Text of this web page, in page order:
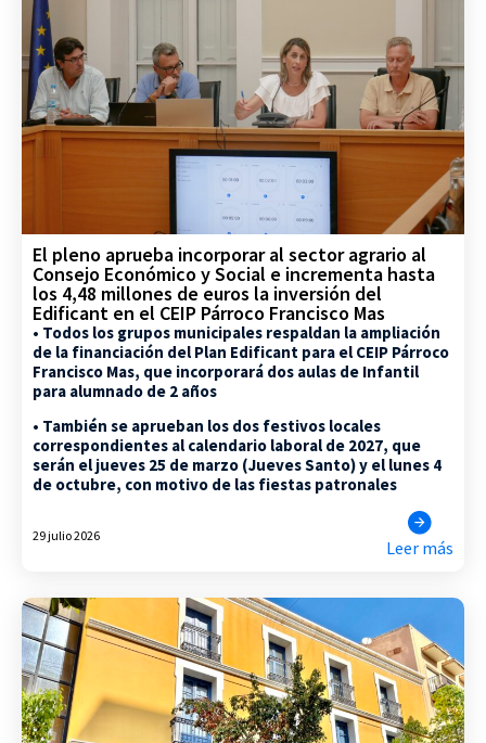
El pleno aprueba incorporar al sector agrario al
Consejo Económico y Social e incrementa hasta
los 4,48 millones de euros la inversión del
Edificant en el CEIP Párroco Francisco Mas
• Todos los grupos municipales respaldan la ampliación
de la financiación del Plan Edificant para el CEIP Párroco
Francisco Mas, que incorporará dos aulas de Infantil
para alumnado de 2 años
• También se aprueban los dos festivos locales
correspondientes al calendario laboral de 2027, que
serán el jueves 25 de marzo (Jueves Santo) y el lunes 4
de octubre, con motivo de las fiestas patronales
29 julio 2026
Leer más